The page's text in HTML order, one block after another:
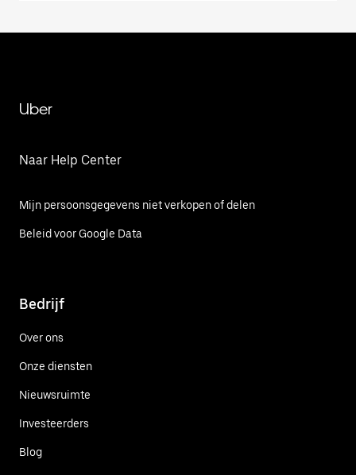
Uber
Naar Help Center
Mijn persoonsgegevens niet verkopen of delen
Beleid voor Google Data
Bedrijf
Over ons
Onze diensten
Nieuwsruimte
Investeerders
Blog